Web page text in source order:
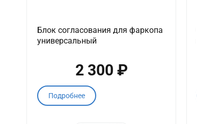
Блок согласования для фаркопа
универсальный
2 300 ₽
Подробнее